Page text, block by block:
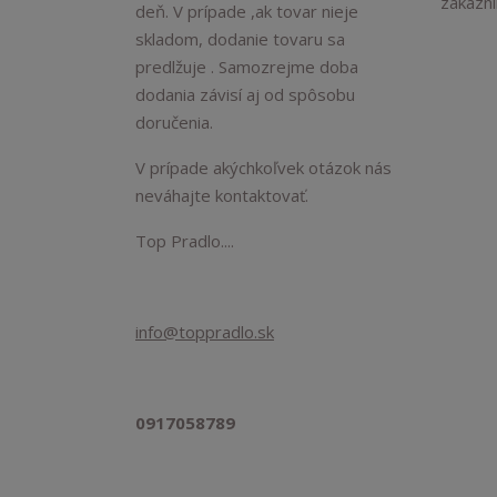
deň. V prípade ,ak tovar nieje
skladom, dodanie tovaru sa
predlžuje . Samozrejme doba
dodania závisí aj od spôsobu
doručenia.
V prípade akýchkoľvek otázok nás
neváhajte kontaktovať.
Top Pradlo....
info@toppradlo.sk
0917058789